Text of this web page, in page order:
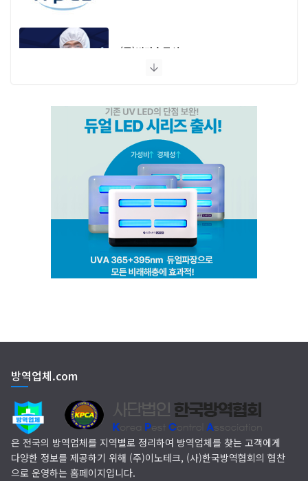
세화방역
(주)씨아이엠
클린케이
방역업체.com
은 전국의 방역업체를 지역별로 정리하여 방역업체를 찾는 고객에게
다양한 정보를 제공하기 위해 (주)이노테크, (사)한국방역협회의 협찬
으로 운영하는 홈페이지입니다.